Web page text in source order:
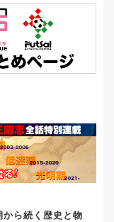
から続く歴史と物